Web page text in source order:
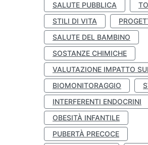
SALUTE PUBBLICA
STILI DI VITA
SALUTE DEL BAMBINO
SOSTANZE CHIMICHE
VALUTAZIONE IMPATTO
BIOMONITORAGGIO
INTERFERENTI ENDOCRINI
OBESITÀ INFANTILE
PUBERTÀ PRECOCE